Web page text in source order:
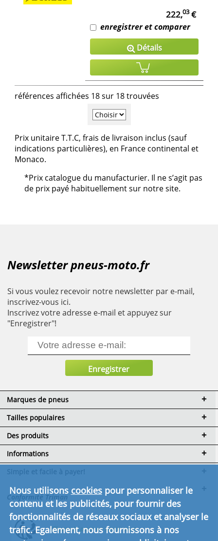
222,03€
enregistrer et comparer
Détails
références affichées 18 sur 18 trouvées
Prix unitaire T.T.C, frais de livraison inclus (sauf
indications particulières), en France continental et
Monaco.
*Prix catalogue du manufacturier. Il ne s’agit pas
de prix payé habituellement sur notre site.
Newsletter pneus-moto.fr
Si vous voulez recevoir notre newsletter par e-mail,
inscrivez-vous ici.
Inscrivez votre adresse e-mail et appuyez sur
"Enregistrer"!
Marques de pneus
Tailles populaires
Des produits
Informations
et de livraison
Conformité Triman
Cliquez ici pour en savoir plus.
Nous utilisons cookiespour personnaliser le
contenu et les publicités, pour fournir des
fonctionnalités de réseaux sociaux et analyser le
trafic. Egalement, nous fournissons à nos